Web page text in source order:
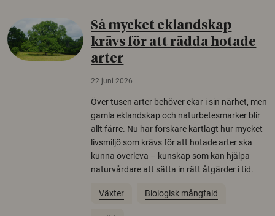
Så mycket eklandskap
krävs för att rädda hotade
arter
22 juni 2026
Över tusen arter behöver ekar i sin närhet, men
gamla eklandskap och naturbetesmarker blir
allt färre. Nu har forskare kartlagt hur mycket
livsmiljö som krävs för att hotade arter ska
kunna överleva – kunskap som kan hjälpa
naturvårdare att sätta in rätt åtgärder i tid.
Växter Biologisk mångfald